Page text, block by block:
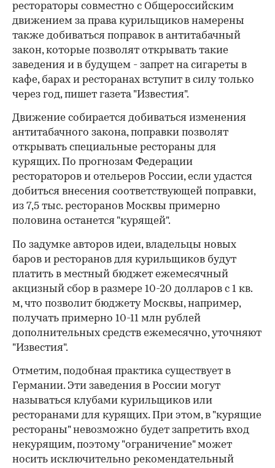
рестораторы совместно с Общероссийским
движением за права курильщиков намерены
также добиваться поправок в антитабачный
закон, которые позволят открывать такие
заведения и в будущем - запрет на сигареты в
кафе, барах и ресторанах вступит в силу только
через год, пишет газета "Известия".
Движение собирается добиваться изменения
антитабачного закона, поправки позволят
открывать специальные рестораны для
курящих. По прогнозам Федерации
рестораторов и отельеров России, если удастся
добиться внесения соответствующей поправки,
из 7,5 тыс. ресторанов Москвы примерно
половина останется "курящей".
00:00
По задумке авторов идеи, владельцы новых
баров и ресторанов для курильщиков будут
платить в местный бюджет ежемесячный
акцизный сбор в размере 10-20 долларов с 1 кв.
м, что позволит бюджету Москвы, например,
получать примерно 10-11 млн рублей
дополнительных средств ежемесячно, уточняют
"Известия".
Отметим, подобная практика существует в
Германии. Эти заведения в России могут
называться клубами курильщиков или
ресторанами для курящих. При этом, в "курящие
рестораны" невозможно будет запретить вход
некурящим, поэтому "ограничение" может
носить исключительно рекомендательный